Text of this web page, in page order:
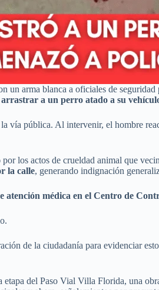
arma blanca a oficiales de
a un perro atado a su
vía pública. Al intervenir, el hombre
los actos de crueldad animal que
la calle, generando indignación
atención médica en el Centro de
de la ciudadanía para evidenciar
del Paso Vial Villa Florida, una